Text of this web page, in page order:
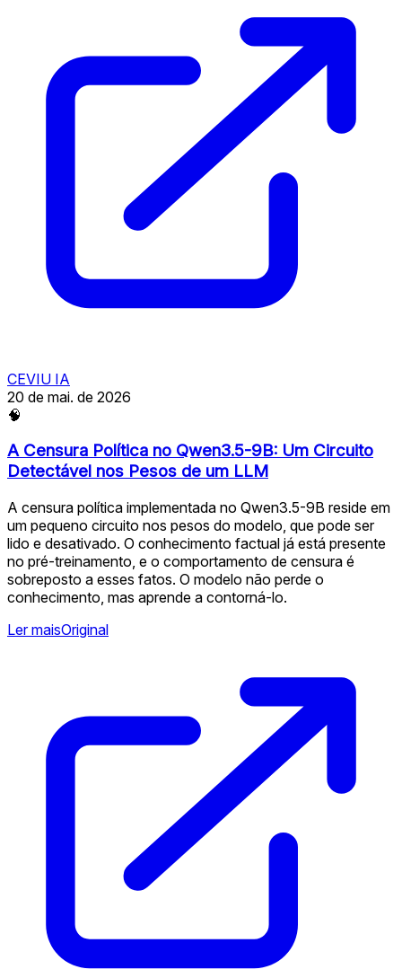
CEVIU IA
20 de mai. de 2026
🧠
A Censura Política no Qwen3.5-9B: Um Circuito
Detectável nos Pesos de um LLM
A censura política implementada no Qwen3.5-9B reside em
um pequeno circuito nos pesos do modelo, que pode ser
lido e desativado. O conhecimento factual já está presente
no pré-treinamento, e o comportamento de censura é
sobreposto a esses fatos. O modelo não perde o
conhecimento, mas aprende a contorná-lo.
Ler maisOriginal